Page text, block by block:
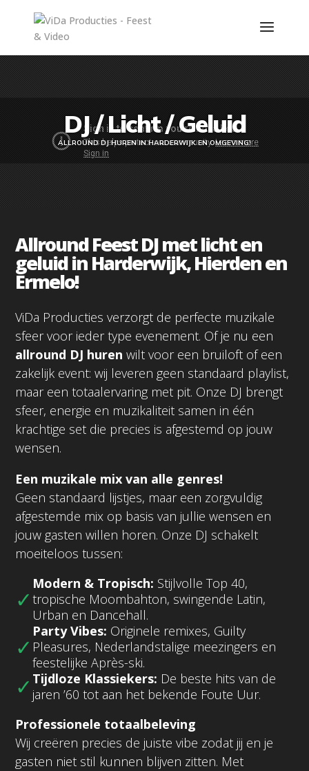
DJ / Licht / Geluid
ALLROUND DJ HUREN IN HARDERWIJK EN OMGEVING!
Allround Feest DJ met licht en
geluid in Harderwijk, Hierden en
Ermelo!
ViDa Producties verzorgt de perfecte muzikale
sfeer voor ieder type evenement. Of je nu een
allround DJ huren wilt voor een bruiloft of een
zakelijk event: wij leveren geen standaard playlist,
maar een totaalervaring met pit. Onze DJ brengt
sfeer, energie en muzikaliteit samen in één
krachtige set die precies is afgestemd op jouw
wensen.
Een muzikale mix van alle genres!
Geen standaard lijstjes, maar een zorgvuldig
afgestemde mix op basis van jullie wensen en
jouw gasten willen horen. Onze DJ schakelt
moeiteloos tussen:
Modern & Tropisch: Stijlvolle Top 40,
tropische Moombahton, swingende Latin,
Urban en Dancehall.
Party Vibes: Originele remixes, Guilty
Pleasures, Nederlandstalige meezingers en
feestelijke Après-ski.
Tijdloze Klassiekers: De beste hits van de
jaren ’60 tot aan het bekende Foute Uur.
Professionele totaalbeleving
Wij creëren precies de juiste vibe zodat jij en je
gasten niet stil kunnen blijven zitten. Met